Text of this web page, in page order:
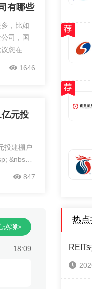
有哪些
，比如
司，国
您在办
司的线
沟通好
1646
元投
投建棚户
&nbsp;
增预
控股有
超过5亿
控股股
847
18:09
热聊>
热